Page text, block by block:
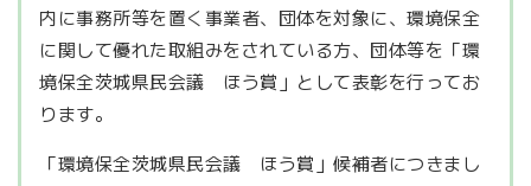
内に事務所等を置く事業者、団体を対象に、環境保全
に関して優れた取組みをされている方、団体等を「環
境保全茨城県民会議 ほう賞」として表彰を行ってお
ります。
「環境保全茨城県民会議 ほう賞」候補者につきまし